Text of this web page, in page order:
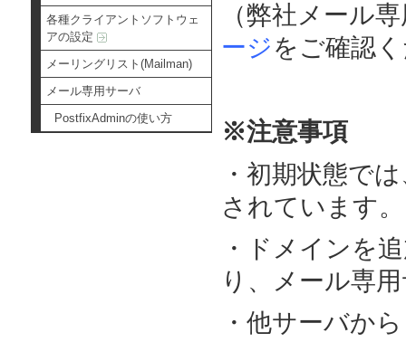
各種クライアントソフトウェ
アの設定
メーリングリスト(Mailman)
メール専用サーバ
PostfixAdminの使い方
（弊社メール
ージをご確認
※注意事項
・初期状態で
されています。
・ドメインを
り、メール専
・他サーバか